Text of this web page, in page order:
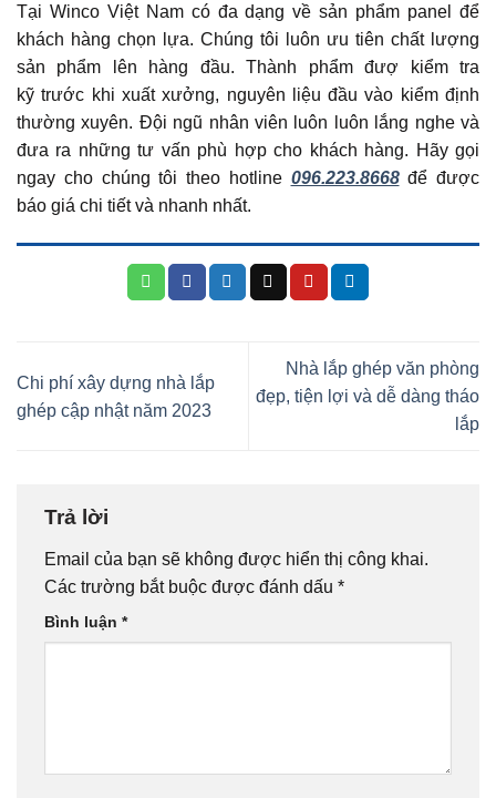
Tại Winco Việt Nam có đa dạng về sản phẩm panel để
khách hàng chọn lựa. Chúng tôi luôn ưu tiên chất lượng
sản phẩm lên hàng đầu. Thành phẩm đượ kiểm tra
kỹ trước khi xuất xưởng, nguyên liệu đầu vào kiểm định
thường xuyên. Đội ngũ nhân viên luôn luôn lắng nghe và
đưa ra những tư vấn phù hợp cho khách hàng. Hãy gọi
ngay cho chúng tôi theo hotline 096.223.8668để được
báo giá chi tiết và nhanh nhất.
Chi phí xây dựng nhà lắp
ghép cập nhật năm 2023
Nhà lắp ghép văn phòng
đẹp, tiện lợi và dễ dàng tháo
lắp
Trả lời
Email của bạn sẽ không được hiển thị công khai.
Các trường bắt buộc được đánh dấu *
Bình luận *